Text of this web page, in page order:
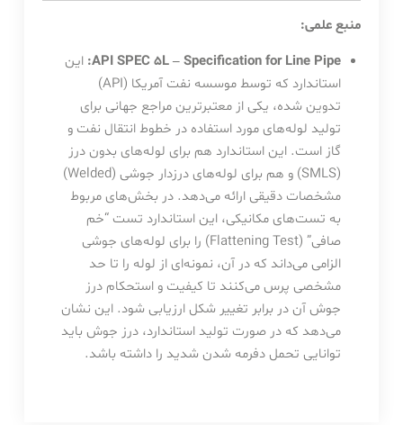
منبع علمی:
API SPEC 5L – Specification for Line Pipe: این
استاندارد که توسط موسسه نفت آمریکا (API)
تدوین شده، یکی از معتبرترین مراجع جهانی برای
تولید لوله‌های مورد استفاده در خطوط انتقال نفت و
گاز است. این استاندارد هم برای لوله‌های بدون درز
(SMLS) و هم برای لوله‌های درزدار جوشی (Welded)
مشخصات دقیقی ارائه می‌دهد. در بخش‌های مربوط
به تست‌های مکانیکی، این استاندارد تست “خم
صافی” (Flattening Test) را برای لوله‌های جوشی
الزامی می‌داند که در آن، نمونه‌ای از لوله را تا حد
مشخصی پرس می‌کنند تا کیفیت و استحکام درز
جوش آن در برابر تغییر شکل ارزیابی شود. این نشان
می‌دهد که در صورت تولید استاندارد، درز جوش باید
توانایی تحمل دفرمه شدن شدید را داشته باشد.